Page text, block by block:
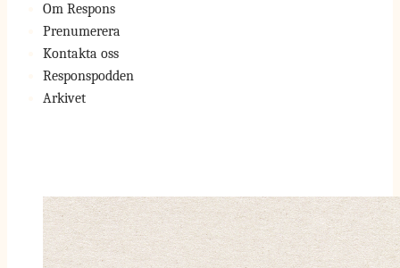
Om Respons
Prenumerera
Kontakta oss
Responspodden
Arkivet